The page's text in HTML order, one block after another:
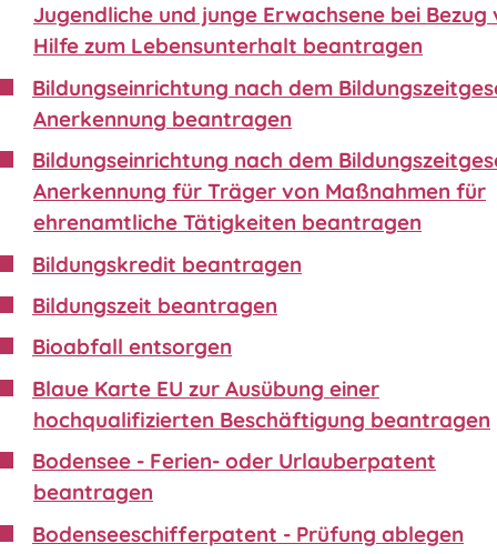
Jugendliche und junge Erwachsene bei Bezug
Hilfe zum Lebensunterhalt beantragen
Bildungseinrichtung nach dem
Anerkennung beantragen
Bildungseinrichtung nach dem
Anerkennung für Träger von Maßnahmen für
ehrenamtliche Tätigkeiten beantragen
Bildungskredit beantragen
Bildungszeit beantragen
Bioabfall entsorgen
Blaue Karte EU zur Ausübung einer
hochqualifizierten Beschäftigung beantragen
Bodensee - Ferien- oder Urlauberpatent
beantragen
Bodenseeschifferpatent - Prüfung ablegen